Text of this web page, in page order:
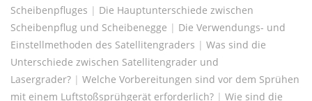
Scheibenpfluges | Die Hauptunterschiede zwischen
Scheibenpflug und Scheibenegge | Die Verwendungs- und
Einstellmethoden des Satellitengraders | Was sind die
Unterschiede zwischen Satellitengrader und
Lasergrader? | Welche Vorbereitungen sind vor dem Sprühen
mit einem Luftstoßsprühgerät erforderlich? | Wie sind die